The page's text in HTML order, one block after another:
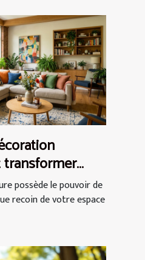
vie ?
possède le pouvoir de
recoin de votre espace